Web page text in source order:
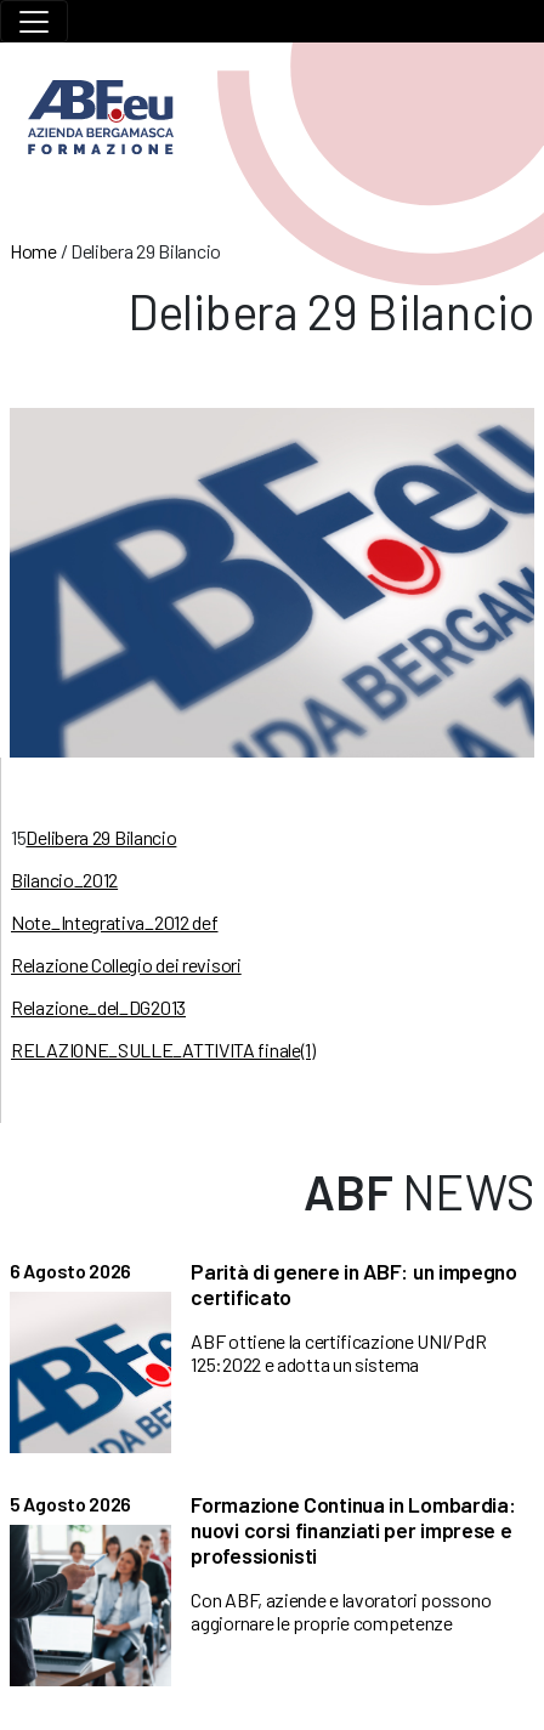
Home/ Delibera 29 Bilancio
Delibera 29 Bilancio
15Delibera 29 Bilancio
Bilancio_2012
Note_Integrativa_2012 def
Relazione Collegio dei revisori
Relazione_del_DG2013
RELAZIONE_SULLE_ATTIVITA finale(1)
ABF NEWS
6 Agosto 2026
Parità di genere in ABF: un impegno
certificato
ABF ottiene la certificazione UNI/PdR
125:2022 e adotta un sistema
5 Agosto 2026
Formazione Continua in Lombardia:
nuovi corsi finanziati per imprese e
professionisti
Con ABF, aziende e lavoratori possono
aggiornare le proprie competenze